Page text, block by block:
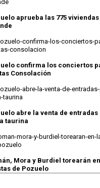
DE SU
ALCALDESA
aprueba las 775
confirma los conciertos
Consolación
abre la venta de entradas
taurina
Mora y Burdiel torearán
de Pozuelo